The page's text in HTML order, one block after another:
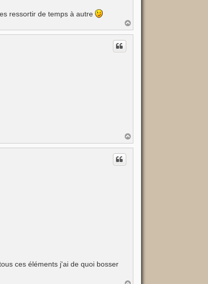
ressortir de temps à autre
a
u
a
u
ces éléments j'ai de quoi bosser